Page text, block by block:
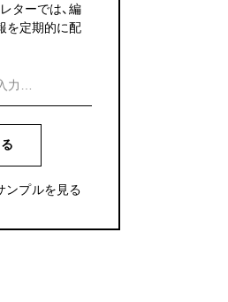
ターでは、編
を定期的に配
ンプルを見る